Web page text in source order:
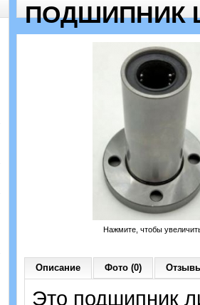
ПОДШИПНИК
Нажмите, чтобы
Описание Фото (0)
Это подшипник